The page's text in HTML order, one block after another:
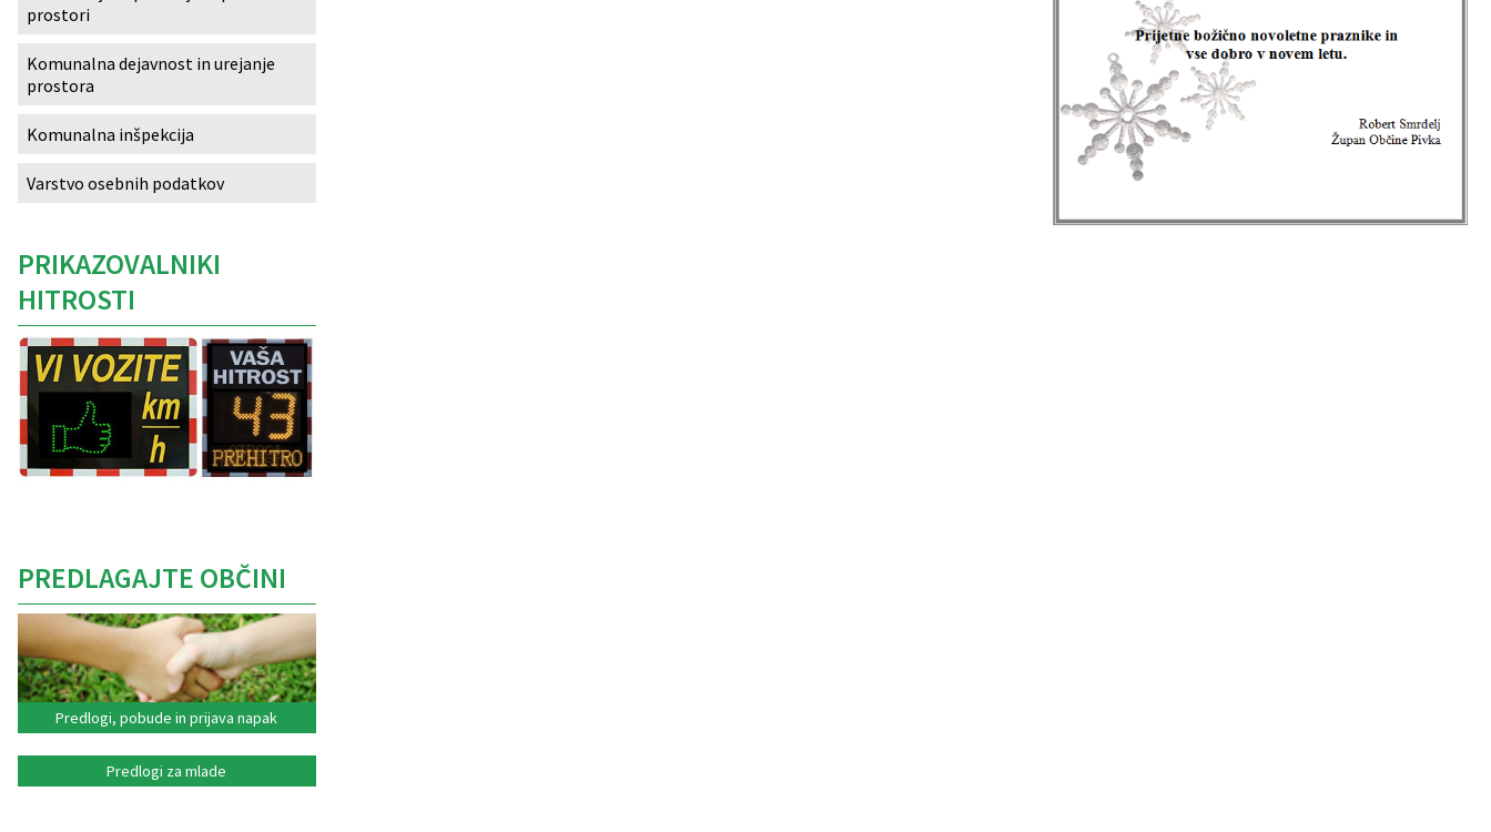
prostori
Komunalna dejavnost in urejanje
prostora
Komunalna inšpekcija
Varstvo osebnih podatkov
PRIKAZOVALNIKI
HITROSTI
PREDLAGAJTE OBČINI
Predlogi, pobude in prijava napak
Predlogi za mlade
Izobraževanje
Kultura, šport in turizem
Sociala in zdravstvo
Skupna občinska uprava